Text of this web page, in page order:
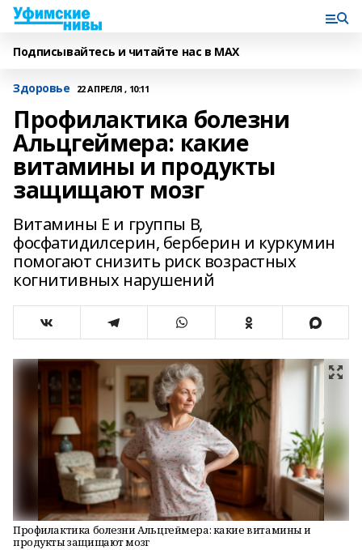
Подписывайтесь и читайте нас в MAX
Здоровье 22 АПРЕЛЯ , 10:11
Профилактика болезни
Альцгеймера: какие
витамины и продукты
защищают мозг
Витамины Е и группы В,
фосфатидилсерин, берберин и куркумин
помогают снизить риск возрастных
когнитивных нарушений
Профилактика болезни Альцгеймера: какие витамины и
продукты защищают мозг